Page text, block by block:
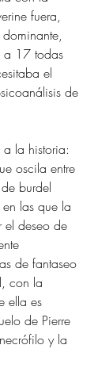
fuera,
a 17 todas
el
de
la historia:
oscila entre
burdel
las que la
el deseo de
de fantaseo
con la
ella es
de Pierre
y la